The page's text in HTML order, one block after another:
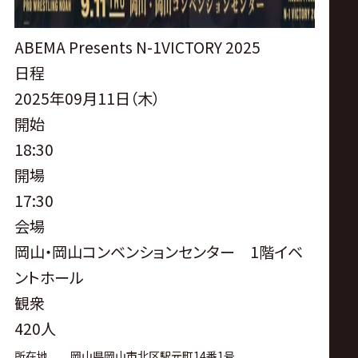
ABEMA Presents N-1VICTORY 2025
日程
2025年09月11日（木）
開始
18:30
開場
17:30
会場
岡山・岡山コンベンションセンター 1階イベ
ントホール
観衆
420人